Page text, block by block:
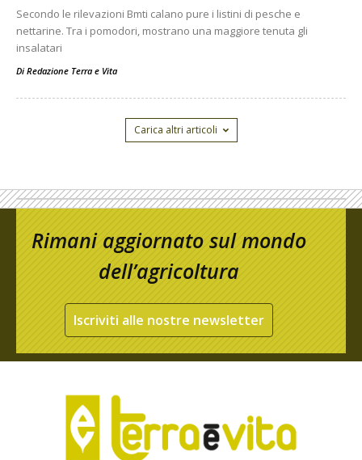
Secondo le rilevazioni Bmti calano pure i listini di pesche e
nettarine. Tra i pomodori, mostrano una maggiore tenuta gli
insalatari
Di Redazione Terra e Vita
Carica altri articoli
Rimani aggiornato sul mondo
dell’agricoltura
Iscriviti alle nostre newsletter